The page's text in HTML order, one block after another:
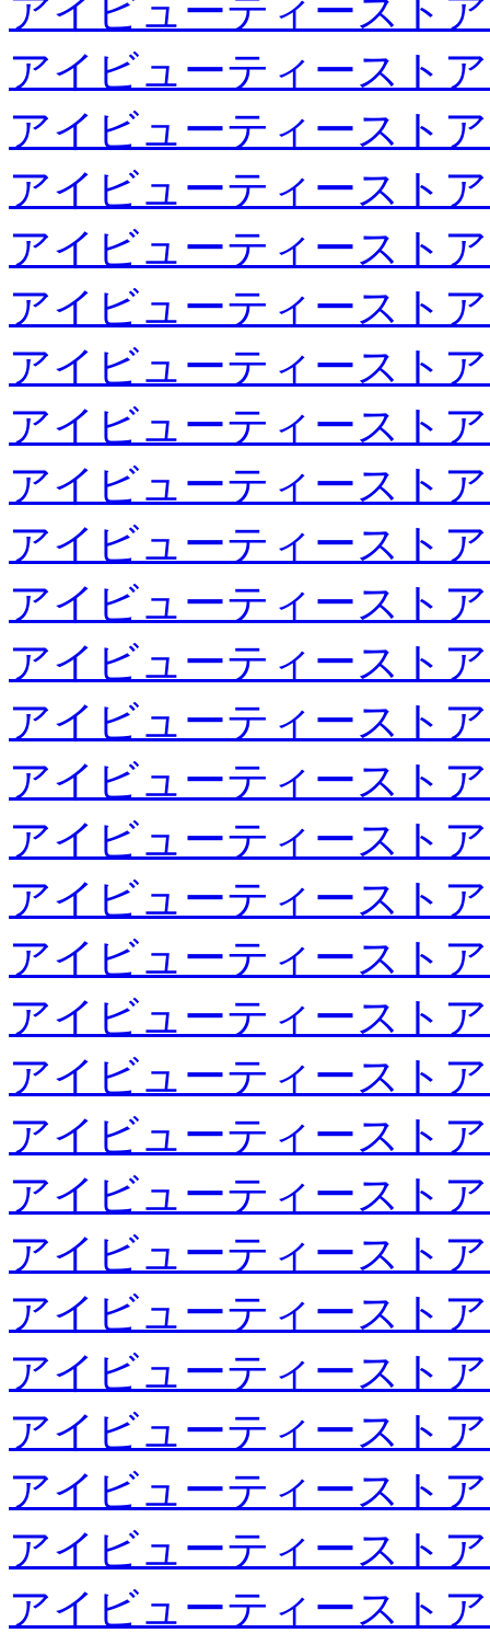
アイビューティースト
アイビューティースト
アイビューティースト
アイビューティースト
アイビューティースト
アイビューティースト
アイビューティースト
アイビューティースト
アイビューティースト
アイビューティースト
アイビューティースト
アイビューティースト
アイビューティースト
アイビューティースト
アイビューティースト
アイビューティースト
アイビューティースト
アイビューティースト
アイビューティースト
アイビューティースト
アイビューティースト
アイビューティースト
アイビューティースト
アイビューティースト
アイビューティースト
アイビューティースト
アイビューティースト
アイビューティースト